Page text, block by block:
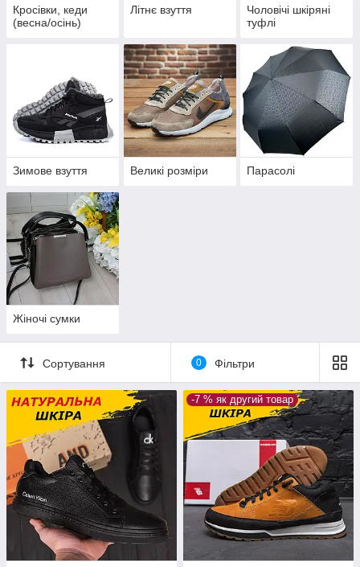
Кросівки, кеди
(весна/осінь)
Літнє взуття
Чоловічі шкіряні
туфлі
Зимове взуття Великі розміри Парасолі
Жіночі сумки
Сортування 0 Фільтри
-7 % як другий товар